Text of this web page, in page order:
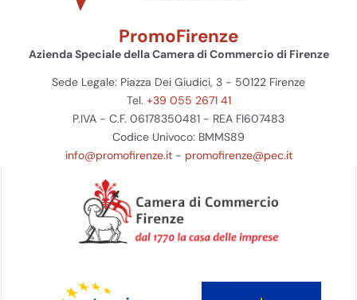
PromoFirenze
Azienda Speciale della Camera di Commercio di Firenze
Sede Legale: Piazza Dei Giudici, 3 - 50122 Firenze
Tel. +39 055 2671 41
P.IVA - C.F. 06178350481 - REA FI607483
Codice Univoco: BMMS89
info@promofirenze.it- promofirenze@pec.it